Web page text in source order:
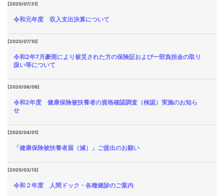
[2020/07/31]
令和元年度 収入支出決算について
[2020/07/10]
令和2年7月豪雨により被災された方の保険証および一部負担金の取り
扱い等について
[2020/06/09]
令和2年度 健康保険被扶養者の資格確認調査（検認）実施のお知ら
せ
[2020/04/01]
「健康保険被扶養者届（減）」ご提出のお願い
[2020/03/13]
令和２年度 人間ドック・各種健診のご案内